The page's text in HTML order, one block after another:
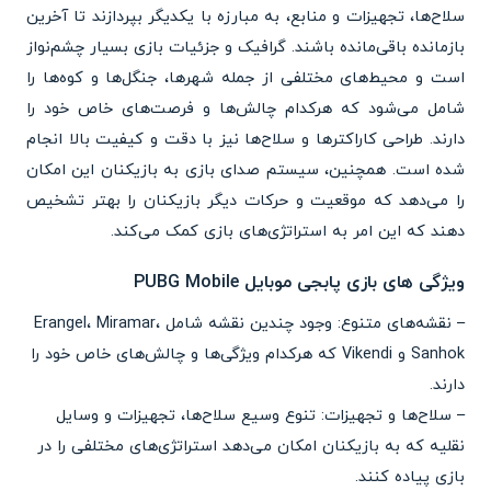
سلاح‌ها، تجهیزات و منابع، به مبارزه با یکدیگر بپردازند تا آخرین
بازمانده باقی‌مانده باشند. گرافیک و جزئیات بازی بسیار چشم‌نواز
است و محیط‌های مختلفی از جمله شهرها، جنگل‌ها و کوه‌ها را
شامل می‌شود که هرکدام چالش‌ها و فرصت‌های خاص خود را
دارند. طراحی کاراکترها و سلاح‌ها نیز با دقت و کیفیت بالا انجام
شده است. همچنین، سیستم صدای بازی به بازیکنان این امکان
را می‌دهد که موقعیت و حرکات دیگر بازیکنان را بهتر تشخیص
دهند که این امر به استراتژی‌های بازی کمک می‌کند.
ویژگی های بازی پابجی موبایل PUBG Mobile
– نقشه‌های متنوع: وجود چندین نقشه شامل Erangel، Miramar،
Sanhok و Vikendi که هرکدام ویژگی‌ها و چالش‌های خاص خود را
دارند.
– سلاح‌ها و تجهیزات: تنوع وسیع سلاح‌ها، تجهیزات و وسایل
نقلیه که به بازیکنان امکان می‌دهد استراتژی‌های مختلفی را در
بازی پیاده کنند.